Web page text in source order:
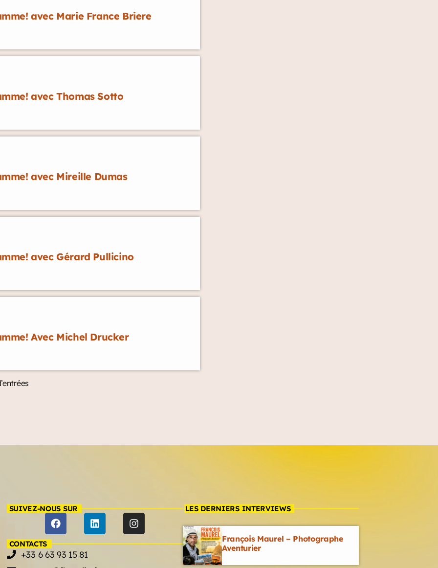
avec Marie France Briere
avec Thomas Sotto
avec Mireille Dumas
avec Gérard Pullicino
Avec Michel Drucker
SUIVEZ-NOUS SUR
CONTACTS
+33 6 63 93 15 81
LES DERNIERS INTERVIEWS
François Maurel – Photographe
Aventurier